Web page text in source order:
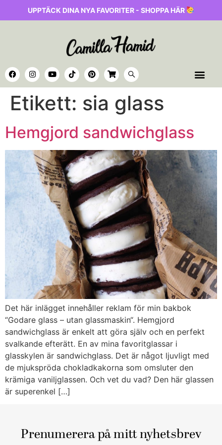
UPPTÄCK DINA NYA FAVORITER - SHOPPA HÄR
Etikett: sia glass
Hemgjord sandwichglass
Det här inlägget innehåller reklam för min bakbok
“Godare glass – utan glassmaskin“. Hemgjord
sandwichglass är enkelt att göra själv och en perfekt
svalkande efterätt. En av mina favoritglassar i
glasskylen är sandwichglass. Det är något ljuvligt med
de mjukspröda chokladkakorna som omsluter den
krämiga vaniljglassen. Och vet du vad? Den här glassen
är superenkel […]
Prenumerera på mitt nyhetsbrev